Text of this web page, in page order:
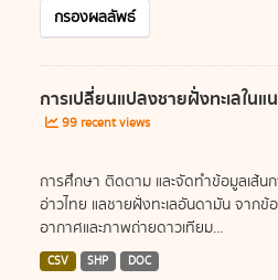
กรองผลลัพธ์
การเปลี่ยนแปลงชายฝั่งทะเลในแ
99 recent views
การศึกษา ติดตาม และจัดทำข้อมูลเส้นก
อ่าวไทย แลชายฝั่งทะเลอันดามัน จาก
อากาศและภาพถ่ายดาวเทียม...
CSV SHP DOC